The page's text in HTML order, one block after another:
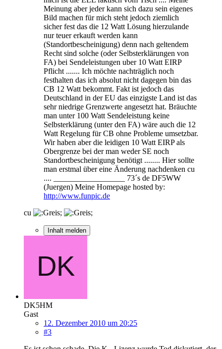
Meinung aber jeder kann sich dazu sein eigenes
Bild machen für mich steht jedoch ziemlich
sicher fest das die 12 Watt Lösung hierzulande
nur teuer erkauft werden kann
(Standortbescheinigung) denn nach geltendem
Recht sind solche (oder Selbsterklärungen von
FA) bei Sendeleistungen uber 10 Watt EIRP
Pflicht ....... Ich möchte nachträglich noch
festhalten das ich absolut nicht dagegen bin das
CB 12 Watt bekommt. Fakt ist jedoch das
Deutschland in der EU das einzigste Land ist das
sehr niedrige Grenzwerte angesetzt hat. Bräuchte
man unter 100 Watt Sendeleistung keine
Selbsterklärung (unter den FA) wäre auch die 12
Watt Regelung für CB ohne Probleme umsetzbar.
Wir haben aber die leidigen 10 Watt EIRP als
Obergrenze bei der man weder SE noch
Standortbescheinigung benötigt ........ Hier sollte
man erstmal über eine Änderung nachdenken cu
.... __________________ 73´s de DF5WW
(Juergen) Meine Homepage hosted by:
http://www.funpic.de
cu
Inhalt melden
DK5HM
Gast
12. Dezember 2010 um 20:25
#3